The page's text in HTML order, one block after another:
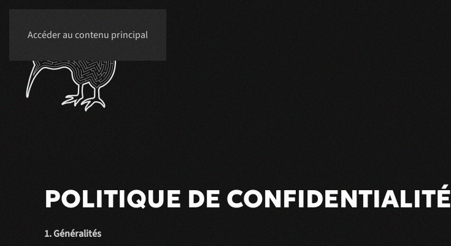
Accéder au contenu principal
POLITIQUE DE CONFIDENTIALITÉ
1. Généralités